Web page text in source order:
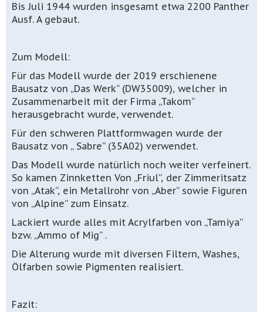
Bis Juli 1944 wurden insgesamt etwa 2200 Panther
Ausf. A gebaut.
Zum Modell:
Für das Modell wurde der 2019 erschienene
Bausatz von „Das Werk“ (DW35009), welcher in
Zusammenarbeit mit der Firma „Takom“
herausgebracht wurde, verwendet.
Für den schweren Plattformwagen wurde der
Bausatz von „ Sabre“ (35A02) verwendet.
Das Modell wurde natürlich noch weiter verfeinert.
So kamen Zinnketten Von „Friul“, der Zimmeritsatz
von „Atak“, ein Metallrohr von „Aber“ sowie Figuren
von „Alpine“ zum Einsatz.
Lackiert wurde alles mit Acrylfarben von „Tamiya“
bzw. „Ammo of Mig“ .
Die Alterung wurde mit diversen Filtern, Washes,
Ölfarben sowie Pigmenten realisiert.
Fazit: